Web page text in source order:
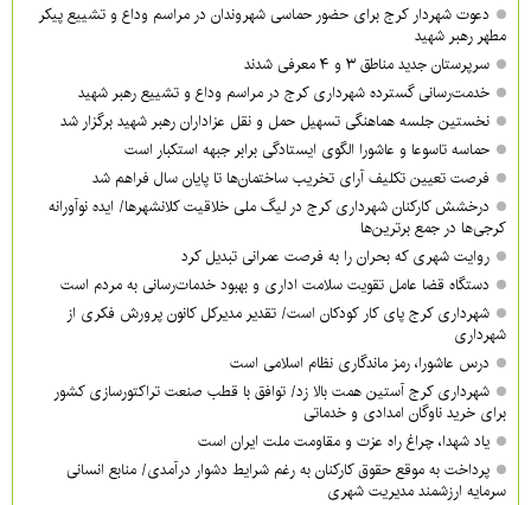
دعوت شهردار کرج برای حضور حماسی شهروندان در مراسم وداع و تشییع پیکر
مطهر رهبر شهید
سرپرستان جدید مناطق ۳ و ۴ معرفی شدند
خدمت‌رسانی گسترده شهرداری کرج در مراسم وداع و تشییع رهبر شهید
نخستین جلسه هماهنگی تسهیل حمل و نقل عزاداران رهبر شهید برگزار شد
حماسه تاسوعا و عاشورا الگوی ایستادگی برابر جبهه استکبار است
فرصت تعیین تکلیف آرای تخریب ساختمان‌ها تا پایان سال فراهم شد
درخشش کارکنان شهرداری کرج در لیگ ملی خلاقیت کلانشهرها/ ایده نوآورانه
کرجی‌ها در جمع برترین‌ها
روایت شهری که بحران را به فرصت عمرانی تبدیل کرد
دستگاه قضا عامل تقویت سلامت اداری و بهبود خدمات‌رسانی به مردم است
شهرداری کرج پای کار کودکان است/ تقدیر مدیرکل کانون پرورش فکری از
شهرداری
درس عاشورا، رمز ماندگاری نظام اسلامی است
شهرداری کرج آستین همت بالا زد/ توافق با قطب صنعت تراکتورسازی کشور
برای خرید ناوگان امدادی و خدماتی
یاد شهدا، چراغ راه عزت و مقاومت ملت ایران است
پرداخت به موقع حقوق کارکنان به رغم شرایط دشوار درآمدی/ منابع انسانی
سرمایه ارزشمند مدیریت شهری